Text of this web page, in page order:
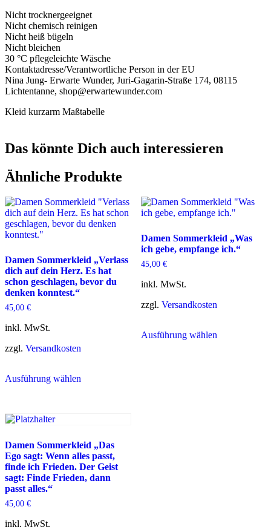
Nicht trocknergeeignet
Nicht chemisch reinigen
Nicht heiß bügeln
Nicht bleichen
30 °C pflegeleichte Wäsche
Kontaktadresse/Verantwortliche Person in der EU
Nina Jung- Erwarte Wunder, Juri-Gagarin-Straße 174, 08115
Lichtentanne, shop@erwartewunder.com
Kleid kurzarm Maßtabelle
Das könnte Dich auch interessieren
Ähnliche Produkte
Damen Sommerkleid „Verlass
dich auf dein Herz. Es hat
schon geschlagen, bevor du
denken konntest.“
45,00 €
inkl. MwSt.
zzgl. Versandkosten
Ausführung wählenProdukt
Optionen
können
auf
der
Damen Sommerkleid „Was
ich gebe, empfange ich.“
45,00 €
inkl. MwSt.
zzgl. Versandkosten
Ausführung wählenProdukt
Damen Sommerkleid „Das
Ego sagt: Wenn alles passt,
finde ich Frieden. Der Geist
sagt: Finde Frieden, dann
passt alles.“
45,00 €
inkl. MwSt.